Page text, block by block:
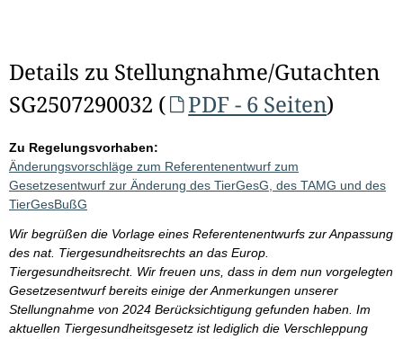
Details zu Stellungnahme/Gutachten
SG2507290032 (
PDF - 6 Seiten)
Zu Regelungsvorhaben:
Änderungsvorschläge zum Referentenentwurf zum
Gesetzesentwurf zur Änderung des TierGesG, des TAMG und des
TierGesBußG
Wir begrüßen die Vorlage eines Referentenentwurfs zur Anpassung
des nat. Tiergesundheitsrechts an das Europ.
Tiergesundheitsrecht. Wir freuen uns, dass in dem nun vorgelegten
Gesetzesentwurf bereits einige der Anmerkungen unserer
Stellungnahme von 2024 Berücksichtigung gefunden haben. Im
aktuellen Tiergesundheitsgesetz ist lediglich die Verschleppung